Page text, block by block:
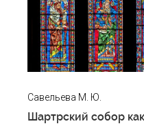
Савельева М. Ю.
Шартрский собор